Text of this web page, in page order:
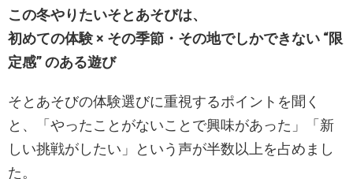
この冬やりたいそとあそびは、
初めての体験 × その季節・その地でしかできない “限
定感” のある遊び
そとあそびの体験選びに重視するポイントを聞く
と、「やったことがないことで興味があった」「新
しい挑戦がしたい」という声が半数以上を占めまし
た。